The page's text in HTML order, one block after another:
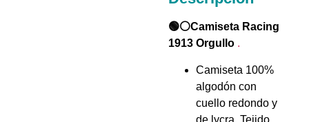
🟢⚪Camiseta Racing
1913 Orgullo .
Camiseta 100%
algodón con
cuello redondo y
de lycra. Tejido